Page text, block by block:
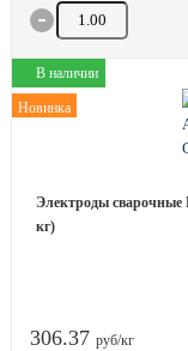
Количество товара
В наличии
Новинка
Электроды
кг)
306.37 руб/кг